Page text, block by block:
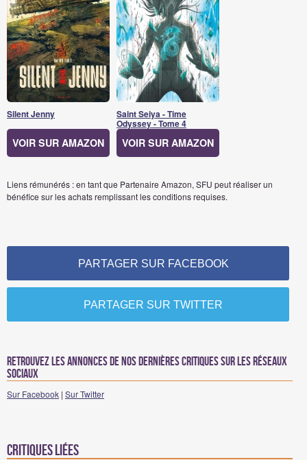
Silent Jenny
VOIR SUR AMAZON
Saint Seiya - Time
Odyssey - Tome 4
VOIR SUR AMAZON
Liens rémunérés : en tant que Partenaire Amazon, SFU peut réaliser un
bénéfice sur les achats remplissant les conditions requises.
PARTAGER SUR FACEBOOK
PARTAGER SUR TWITTER
Retrouvez les annonces de nos dernières critiques sur les réseaux
sociaux
Sur Facebook | Sur Twitter
Critiques liées